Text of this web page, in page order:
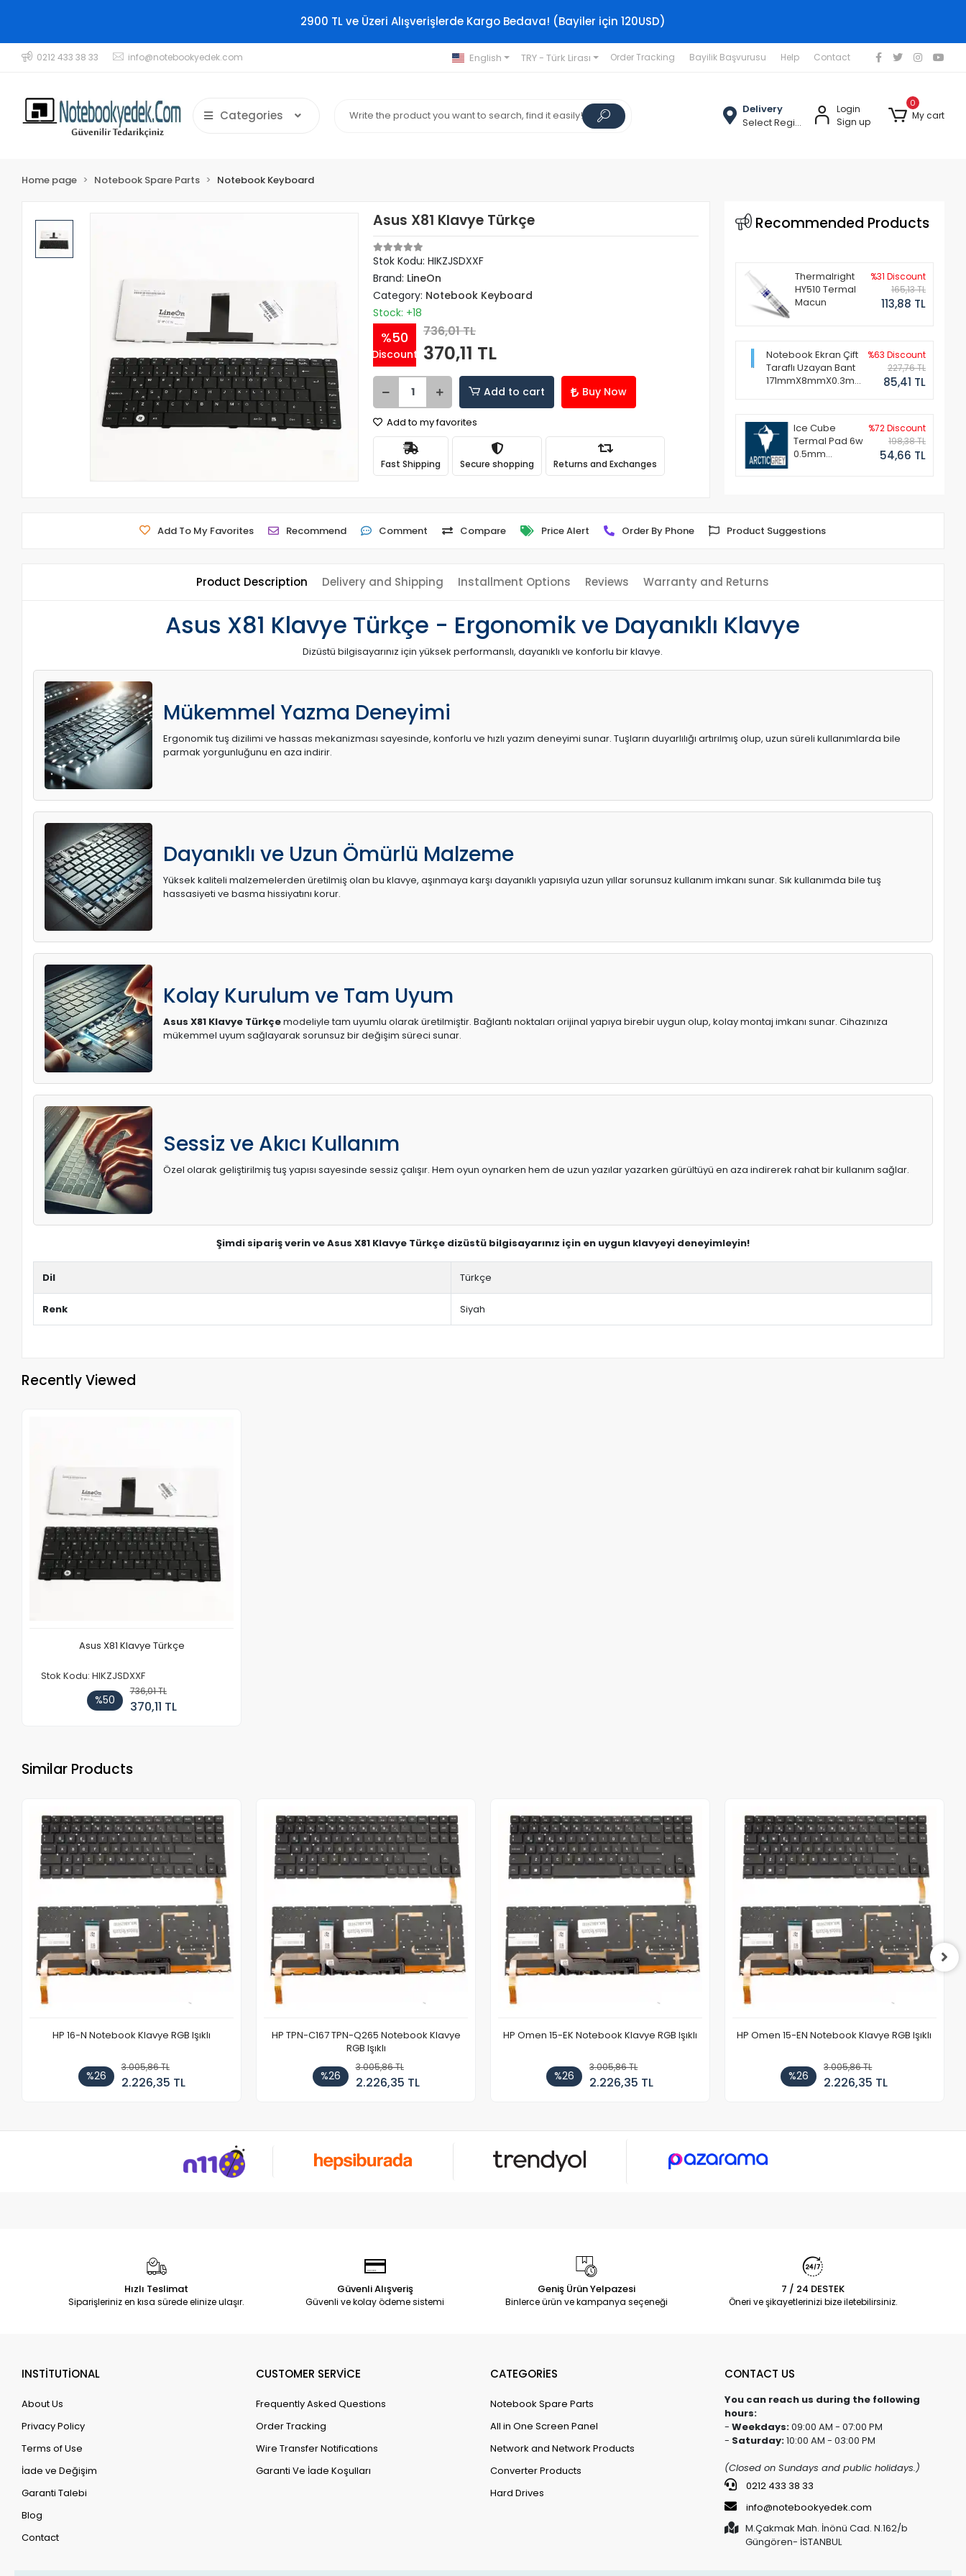
2900 TL ve Üzeri Alışverişlerde Kargo Bedava! (Bayiler için 120USD)
0212 433 38 33 info@notebookyedek.com English TRY - Türk Lirası Order Tracking Bayilik Başvurusu Help Contact
Categories
Delivery
Select Region
Login
Sign up
0
My cart
Home page Notebook Spare Parts Notebook Keyboard
Asus X81 Klavye Türkçe
Stok Kodu: HIKZJSDXXF
Brand: LineOn
Category: Notebook Keyboard
Stock: +18
%50
Discount
736,01 TL
370,11 TL
Add to cart Buy Now
Add to my favorites
Fast Shipping Secure shopping Returns and Exchanges
Recommended Products
Thermalright
HY510 Termal
Macun
%31 Discount
165,13 TL
113,88 TL
Notebook Ekran Çift
Taraflı Uzayan Bant
171mmX8mmX0.3mm
%63 Discount
227,76 TL
85,41 TL
Ice Cube
Termal Pad 6w
0.5mm
%72 Discount
198,38 TL
54,66 TL
Add To My Favorites Recommend Comment Compare Price Alert Order By Phone Product Suggestions
Product Description Delivery and Shipping Installment Options Reviews Warranty and Returns
Asus X81 Klavye Türkçe - Ergonomik ve Dayanıklı Klavye
Dizüstü bilgisayarınız için yüksek performanslı, dayanıklı ve konforlu bir klavye.
Mükemmel Yazma Deneyimi
Ergonomik tuş dizilimi ve hassas mekanizması sayesinde, konforlu ve hızlı yazım deneyimi sunar. Tuşların duyarlılığı artırılmış olup, uzun süreli kullanımlarda bile
parmak yorgunluğunu en aza indirir.
Dayanıklı ve Uzun Ömürlü Malzeme
Yüksek kaliteli malzemelerden üretilmiş olan bu klavye, aşınmaya karşı dayanıklı yapısıyla uzun yıllar sorunsuz kullanım imkanı sunar. Sık kullanımda bile tuş
hassasiyeti ve basma hissiyatını korur.
Kolay Kurulum ve Tam Uyum
Asus X81 Klavye Türkçemodeliyle tam uyumlu olarak üretilmiştir. Bağlantı noktaları orijinal yapıya birebir uygun olup, kolay montaj imkanı sunar. Cihazınıza
mükemmel uyum sağlayarak sorunsuz bir değişim süreci sunar.
Sessiz ve Akıcı Kullanım
Özel olarak geliştirilmiş tuş yapısı sayesinde sessiz çalışır. Hem oyun oynarken hem de uzun yazılar yazarken gürültüyü en aza indirerek rahat bir kullanım sağlar.
Şimdi sipariş verin ve Asus X81 Klavye Türkçe dizüstü bilgisayarınız için en uygun klavyeyi deneyimleyin!
Dil Türkçe
Renk Siyah
Recently Viewed
Asus X81 Klavye Türkçe
Stok Kodu: HIKZJSDXXF
%50
736,01 TL
370,11 TL
Similar Products
HP 16-N Notebook Klavye RGB Işıklı
%26
3.005,86 TL
2.226,35 TL
HP TPN-C167 TPN-Q265 Notebook Klavye
RGB Işıklı
%26
3.005,86 TL
2.226,35 TL
HP Omen 15-EK Notebook Klavye RGB Işıklı
%26
3.005,86 TL
2.226,35 TL
HP Omen 15-EN Notebook Klavye RGB Işıklı
%26
3.005,86 TL
2.226,35 TL
Hızlı Teslimat
Siparişleriniz en kısa sürede elinize ulaşır.
Güvenli Alışveriş
Güvenli ve kolay ödeme sistemi
Geniş Ürün Yelpazesi
Binlerce ürün ve kampanya seçeneği
7 / 24 DESTEK
Öneri ve şikayetlerinizi bize iletebilirsiniz.
INSTİTUTİONAL
About Us
Privacy Policy
Terms of Use
İade ve Değişim
Garanti Talebi
Blog
Contact
CUSTOMER SERVİCE
Frequently Asked Questions
Order Tracking
Wire Transfer Notifications
Garanti Ve İade Koşulları
CATEGORİES
Notebook Spare Parts
All in One Screen Panel
Network and Network Products
Converter Products
Hard Drives
CONTACT US
You can reach us during the following
hours:
- Weekdays:09:00 AM - 07:00 PM
- Saturday:10:00 AM - 03:00 PM
(Closed on Sundays and public holidays.)
0212 433 38 33
info@notebookyedek.com
M.Çakmak Mah. İnönü Cad. N.162/b
Güngören- İSTANBUL